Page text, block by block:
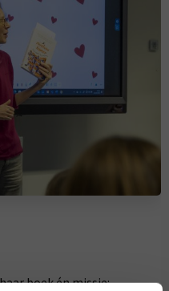
boek én missie: